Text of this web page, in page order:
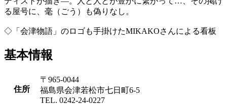
る屋号に、毫（ごう）も偽りなし。
◇「会津物語」のロゴも手掛けたMIKAKOさんによる看板
基本情報
住所
〒965-0044
福島県会津若松市七日町6-5
TEL. 0242-24-0227